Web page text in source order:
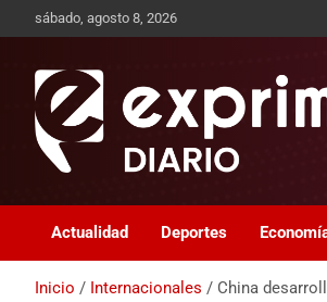
sábado, agosto 8, 2026
Exprimidor
Actualidad Deportes
Inicio Internacionales China